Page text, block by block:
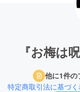
『お梅は
他に1件の
特定商取引法に基づ